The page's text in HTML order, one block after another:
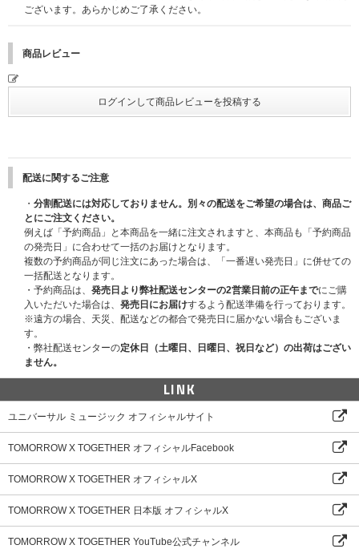
なる手数料はお客様のご負担となります。また、支払い方法の変更および手
数料の発生を理由とした注文のキャンセルは承りかねます。あらかじめご了
＜注意事項＞
5年12月上旬頃の発送を予定しております。発送の日程は変更になる場合が
ございます。あらかじめご了承ください。
※当選賞品の発送につきまして、UNIVERSAL MUSIC STOREでは注文時に
※ご注文は、施策へのご応募をご希望のお客様自身で行う様お願いいたしま
すのであらかじご了承ください。
※ご当選者の方へのみ当選連絡を差し上げます。あらかじめご了承くださ
い。UNIVERSAL MUSIC STOREではマイページにてご連絡いたします。
※サインは直筆のため、スレや汚れなどがある場合がございます。取り扱い
には十分注意いたしますが軽微な傷、破れも発生する場合がございます。い
ずれも軽微な場合は交換いたしかねますのでご了承ください。
※抽選方法や当落についてはお問い合せいただいてもお答えできませんの
で、あらかじめご了承ください。
※お客様のご都合による長期不在・住所不明の返送品については保管義務を
負いかねます。再発送の対応はできませんので、あらかじめご了承くださ
い。発送完了後3か月を過ぎた場合はお問い合わせにも対応できかねますの
ご了承ください。
※各ストアの特典、および YEONJUN 'NO LABELS: PART 01' ご購入で差し
上げる申し込み用シリアルナンバーはご予約・ご購入いただいたCDの枚数
※『NO LABELS: PART 01 (Weverse Albums ver.)』、『NO LABELS: PAR
T 01 (Trunk Shorts Ver.)』、『NO LABELS: PART 01 (Photocard Case Ve
r.)』は『NO LABELS: PART 01』で実施している＜応募抽選用シリアルナン
バー＞は対象外になりますのでご注意ください。
※お客様が注文したCDの受取日によっては、シリアル応募(オンラインイベ
ント)の申し込み締め切りに間に合わない場合がございます。商品受取日を
必ずご自身でご確認の上､ご購入･ご応募ください。
※商品の発送は日本国内のみ対応可能です。
ございます。あらかじめご了承ください。
商品レビュー
配送に関するご注意
・ 分割配送には対応しておりません。別々の配送をご希望の場合は、商品ご
とにご注文ください。
例えば「予約商品」と本商品を一緒に注文されますと、本商品も「予約商品
の発売日」に合わせて一括のお届けとなります。
複数の予約商品が同じ注文にあった場合は、「一番遅い発売日」に併せての
一括配送となります。
・予約商品は、 発売日より弊社配送センターの2営業日前の正午までにご購
入いただいた場合は、 発売日にお届けするよう配送準備を行っております。
※遠方の場合、天災、配送などの都合で発売日に届かない場合もございま
す。
・弊社配送センターの定休日（土曜日、日曜日、祝日など）の出荷はござい
ません。
LINK
ユニバーサル ミュージック オフィシャルサイト
TOMORROW X TOGETHER オフィシャルFacebook
TOMORROW X TOGETHER オフィシャルX
TOMORROW X TOGETHER 日本版 オフィシャルX
TOMORROW X TOGETHER YouTube公式チャンネル